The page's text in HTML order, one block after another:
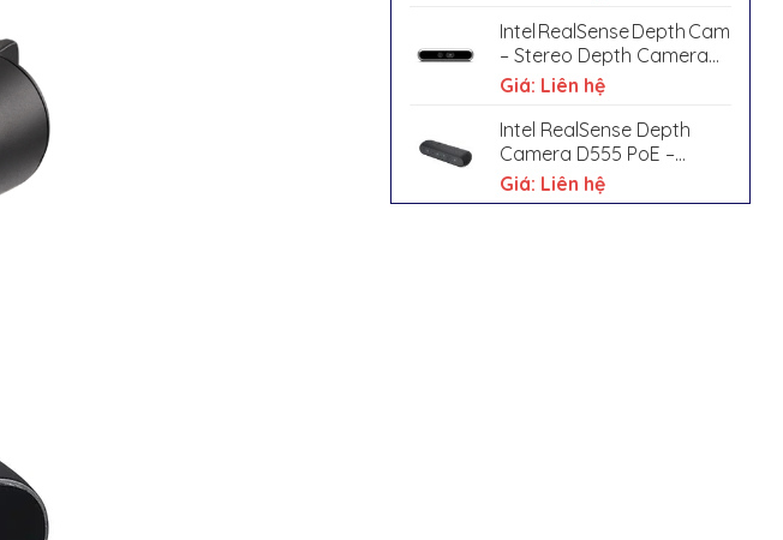
Intel RealSense Depth Camera
– Stereo Depth Camera
with IR Pass Filter
Giá: Liên hệ
Intel RealSense Depth
Camera D555 PoE –
Ruggedized / Industrial
Stereo Depth
Giá: Liên hệ